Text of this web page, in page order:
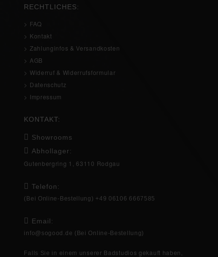
RECHTLICHES:
> FAQ
> Kontakt
> Zahlunginfos & Versandkosten
> AGB
> Widerruf & Widerrufsformular
> Datenschutz
> Impressum
KONTAKT:
Showrooms
Abhollager:
Gutenbergring 1, 63110 Rodgau
Telefon:
(Bei Online-Bestellung) +49 06106 6667585
Email:
info@sogood.de (Bei Online-Bestellung)
Falls Sie in einem unserer Badstudios gekauft haben,